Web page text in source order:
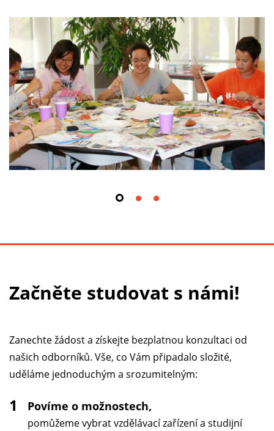
Začněte studovat s námi!
Zanechte žádost a získejte bezplatnou konzultaci od
našich odborníků. Vše, co Vám připadalo složité,
uděláme jednoduchým a srozumitelným:
1 Povíme o možnostech,
pomůžeme vybrat vzdělávací zařízení a studijní